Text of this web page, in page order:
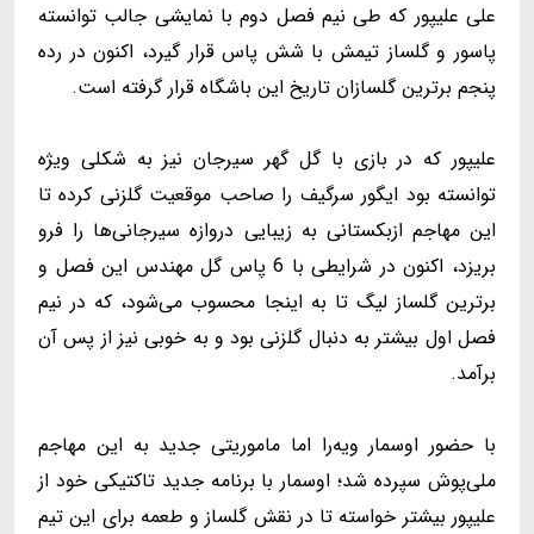
علی علیپور که طی نیم فصل دوم با نمایشی جالب توانسته
پاسور و گلساز تیمش با شش پاس قرار گیرد، اکنون در رده
پنجم برترین گلسازان تاریخ این باشگاه قرار گرفته است.
علیپور که در بازی با گل گهر سیرجان نیز به شکلی ویژه
توانسته بود ایگور سرگیف را صاحب موقعیت گلزنی کرده تا
این مهاجم ازبکستانی به زیبایی دروازه سیرجانی‌ها را فرو
بریزد، اکنون در شرایطی با 6 پاس گل مهندس این فصل و
برترین گلساز لیگ تا به اینجا محسوب می‌شود، که در نیم
فصل اول بیشتر به دنبال گلزنی بود و به خوبی نیز از پس آن
برآمد.
با حضور اوسمار ویه‌را اما ماموریتی جدید به این مهاجم
ملی‌پوش سپرده شد؛ اوسمار با برنامه جدید تاکتیکی خود از
علیپور بیشتر خواسته تا در نقش گلساز و طعمه برای این تیم